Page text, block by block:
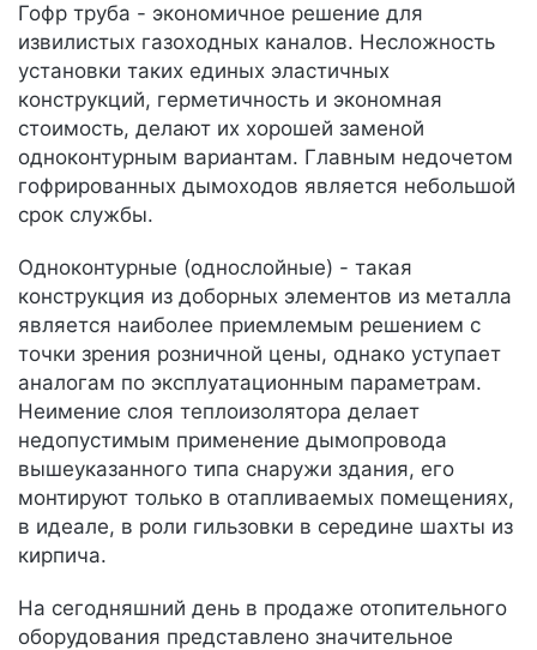
Гофр труба - экономичное решение для
извилистых газоходных каналов. Несложность
установки таких единых эластичных
конструкций, герметичность и экономная
стоимость, делают их хорошей заменой
одноконтурным вариантам. Главным недочетом
гофрированных дымоходов является небольшой
срок службы.
Одноконтурные (однослойные) - такая
конструкция из доборных элементов из металла
является наиболее приемлемым решением с
точки зрения розничной цены, однако уступает
аналогам по эксплуатационным параметрам.
Неимение слоя теплоизолятора делает
недопустимым применение дымопровода
вышеуказанного типа снаружи здания, его
монтируют только в отапливаемых помещениях,
в идеале, в роли гильзовки в середине шахты из
кирпича.
На сегодняшний день в продаже отопительного
оборудования представлено значительное